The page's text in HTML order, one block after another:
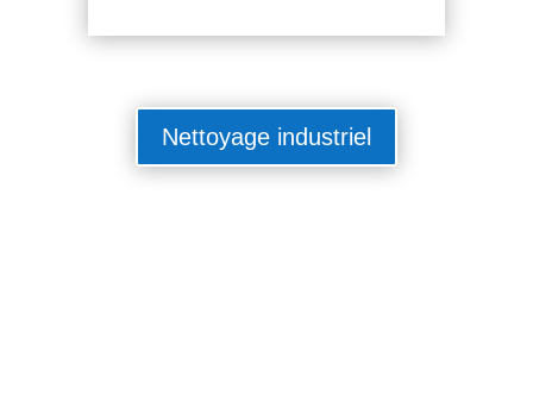
Nettoyage industriel